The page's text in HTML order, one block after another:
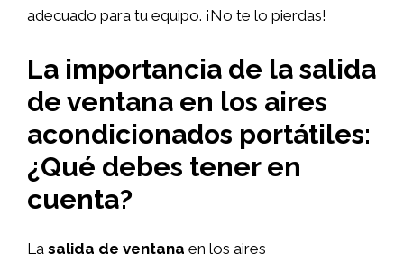
adecuado para tu equipo. ¡No te lo pierdas!
La importancia de la salida
de ventana en los aires
acondicionados portátiles:
¿Qué debes tener en
cuenta?
La salida de ventana en los aires